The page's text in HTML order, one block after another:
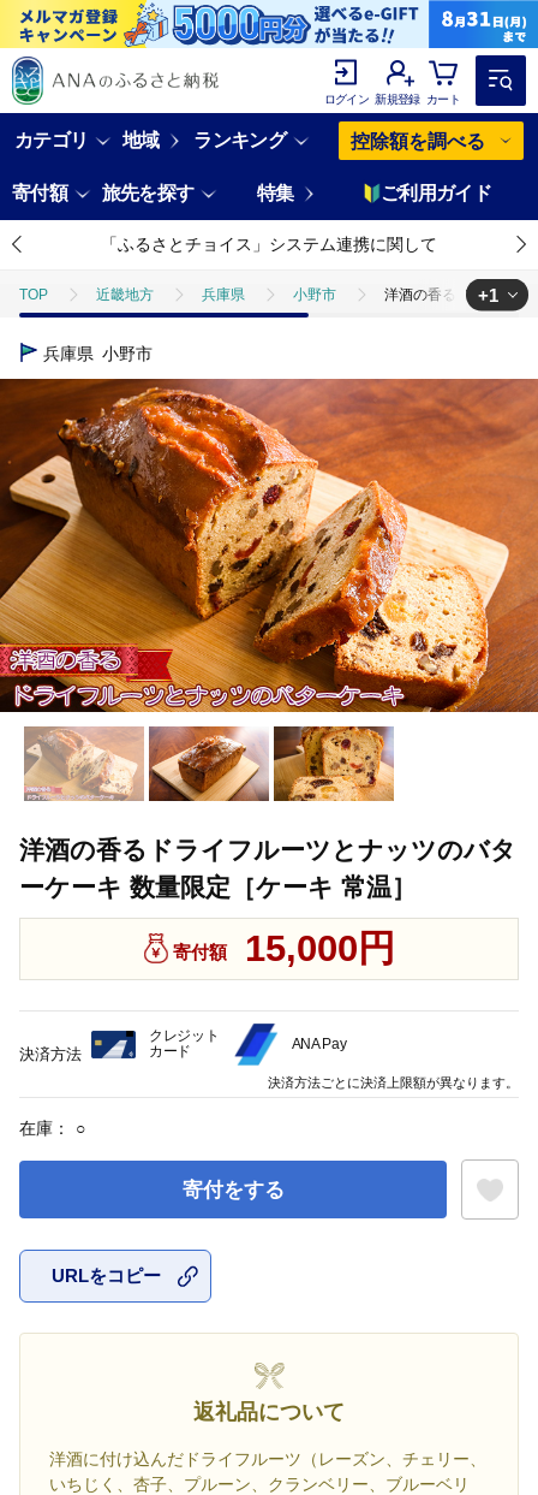
ログイン 新規登録 カート
カテゴリ 地域 ランキング 控除額を調べる
寄付額 旅先を探す 特集 ご利用ガイド
「ふるさとチョイス」システム連携に関して
TOP 近畿地方 兵庫県 小野市 洋酒の香るドライフル
TOP
+1
兵庫県 小野市
洋酒の香るドライフルーツとナッツのバタ
ーケーキ 数量限定［ケーキ 常温］
寄付額 15,000円
在庫： ○
寄付をする
URLをコピー
返礼品について
洋酒に付け込んだドライフルーツ（レーズン、チェリー、
いちじく、杏子、プルーン、クランベリー、ブルーベリ
決済方法
クレジット
カード
ANA Pay
決済方法ごとに決済上限額が異なります。